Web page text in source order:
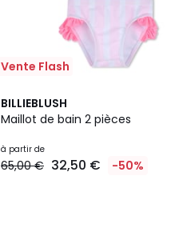
Vente Flash
BILLIEBLUSH
Maillot de bain 2 pièces
à partir de
65,00 € 32,50 € -50%